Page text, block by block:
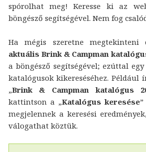
spórolhat meg! Keresse ki az
böngésző segítségével. Nem fog
Ha mégis szeretne megtekinteni
aktuális Brink & Campman
a böngésző segítségével; ezúttal
katalógusok kikereséséhez. Például
„Brink & Campman katalógus
kattintson a „Katalógus keresése
megjelennek a keresési
válogathat köztük.